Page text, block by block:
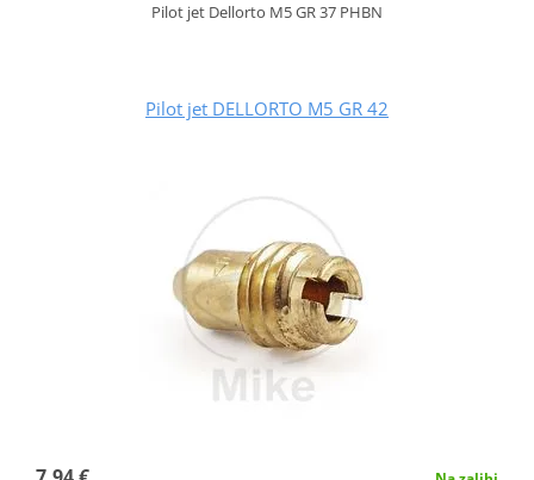
Pilot jet Dellorto M5 GR 37 PHBN
Pilot jet DELLORTO M5 GR 42